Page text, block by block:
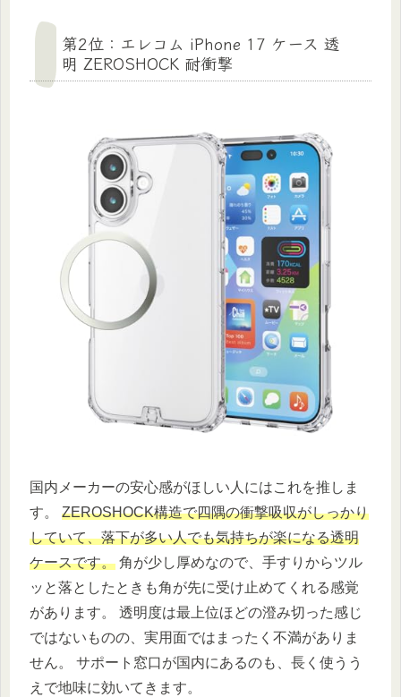
第2位：エレコム iPhone 17 ケース 透
明 ZEROSHOCK 耐衝撃
国内メーカーの安心感がほしい人にはこれを推しま
す。 ZEROSHOCK構造で四隅の衝撃吸収がしっかり
していて、落下が多い人でも気持ちが楽になる透明
ケースです。 角が少し厚めなので、手すりからツル
ッと落としたときも角が先に受け止めてくれる感覚
があります。 透明度は最上位ほどの澄み切った感じ
ではないものの、実用面ではまったく不満がありま
せん。 サポート窓口が国内にあるのも、長く使うう
えで地味に効いてきます。